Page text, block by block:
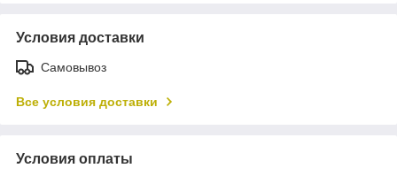
Условия доставки
Самовывоз
Все условия доставки
Условия оплаты